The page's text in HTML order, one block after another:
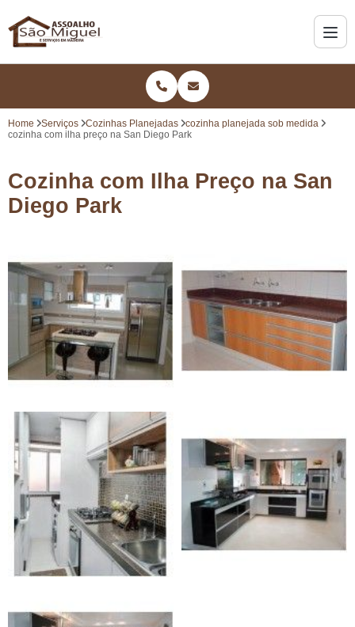
Home Serviços Cozinhas Planejadas
cozinha planejada sob medida
cozinha com ilha preço na San Diego Park
Cozinha com Ilha Preço na San
Diego Park